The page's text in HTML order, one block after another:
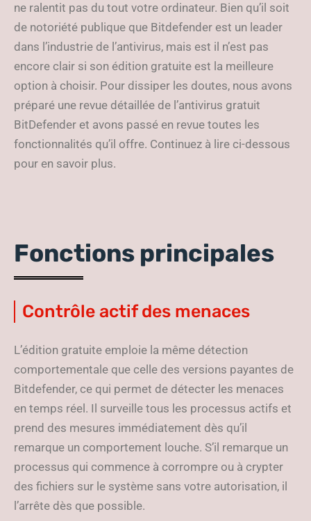
ne ralentit pas du tout votre ordinateur. Bien qu’il soit
de notoriété publique que Bitdefender est un leader
dans l’industrie de l’antivirus, mais est il n’est pas
encore clair si son édition gratuite est la meilleure
option à choisir. Pour dissiper les doutes, nous avons
préparé une revue détaillée de l’antivirus gratuit
BitDefender et avons passé en revue toutes les
fonctionnalités qu’il offre. Continuez à lire ci-dessous
pour en savoir plus.
Fonctions principales
Contrôle actif des menaces
L’édition gratuite emploie la même détection
comportementale que celle des versions payantes de
Bitdefender, ce qui permet de détecter les menaces
en temps réel. Il surveille tous les processus actifs et
prend des mesures immédiatement dès qu’il
remarque un comportement louche. S’il remarque un
processus qui commence à corrompre ou à crypter
des fichiers sur le système sans votre autorisation, il
l’arrête dès que possible.